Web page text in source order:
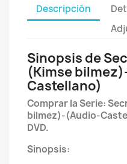
Descripción
Sinopsis de
(Kimse
Castellano)
Comprar la Serie:
bilmez)-(Audio-
DVD.
Sinopsis: